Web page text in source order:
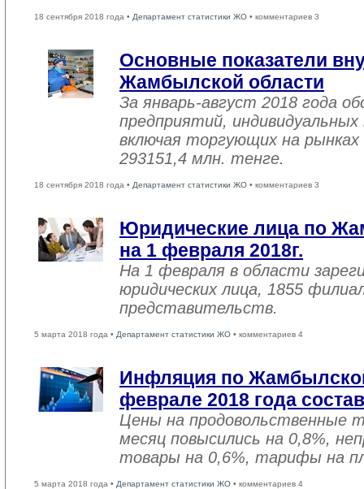
18 сентября 2018 года • Департамент статистики ЖО • комментариев 3
Основные показатели
Жамбылской области
За январь-август 2018 года
предприятий,
включая торгующих на рынках
293151,4 млн. тенге.
18 сентября 2018 года • Департамент статистики ЖО • комментариев 3
Юридические лица по
на 1 февраля 2018г.
На 1 февраля в области
юридических лица, 1855
представительств.
5 марта 2018 года • Департамент статистики ЖО • комментариев 4
Инфляция по
феврале 2018 года
Цены на продовольственные
месяц повысились на 0,8%,
товары на 0,6%, тарифы на
5 марта 2018 года • Департамент статистики ЖО • комментариев 4